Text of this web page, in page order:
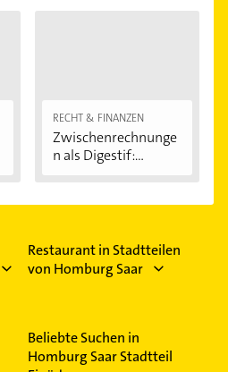
RECHT & FINANZEN
Zwischenrechnunge
n als Digestif:...
Restaurant in Stadtteilen
von Homburg Saar
Beliebte Suchen in
Homburg Saar Stadtteil